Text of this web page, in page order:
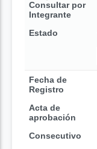
Consultar por
Integrante
Estado
Fecha de
Registro
Acta de
aprobación
Consecutivo